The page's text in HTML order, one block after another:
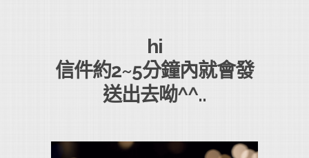
hi
信件約2~5分鐘內就會發
送出去呦^^..